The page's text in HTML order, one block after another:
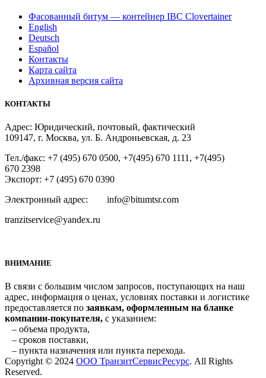
Фасованный битум — контейнер IBC Clovertainer
English
Deutsch
Español
Контакты
Карта сайта
Архивная версия сайта
КОНТАКТЫ
Адрес: Юридический, почтовый, фактический
109147, г. Москва, ул. Б. Андроньевская, д. 23
Тел./факс: +7 (495) 670 0500, +7(495) 670 1111, +7(495)
670 2398
Экспорт: +7 (495) 670 0390
Электронный адрес: info@bitumtsr.com
tranzitservice@yandex.ru
ВНИМАНИЕ
В связи с большим числом запросов, поступающих на наш
адрес, информация о ценах, условиях поставки и логистике
предоставляется по заявкам, оформленным на бланке
компании-покупателя, с указанием:
– объема продукта,
– сроков поставки,
– пункта назначения или пункта перехода.
Copyright © 2024 ООО ТранзитСервисРесурс. All Rights
Reserved.